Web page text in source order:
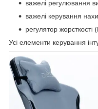
важелі регулювання
важелі керування
регулятор жорсткості
Усі елементи керування